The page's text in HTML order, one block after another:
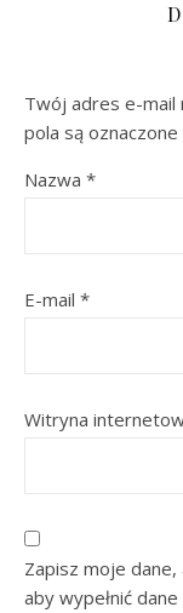
Twój adres e-mail
pola są oznaczone
Nazwa *
E-mail *
Witryna
Zapisz moje
aby wypełnić